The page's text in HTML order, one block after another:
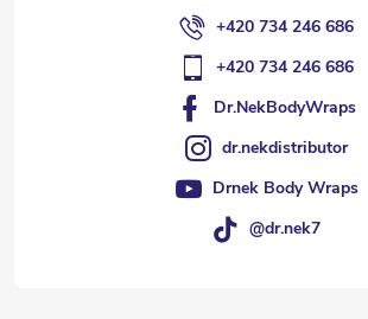
+420 734 246 686
+420 734 246 686
Dr.NekBodyWraps
dr.nekdistributor
Drnek Body Wraps
@dr.nek7